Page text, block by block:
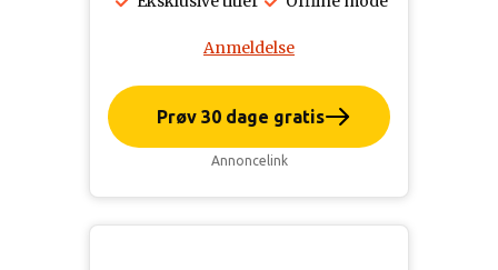
Anmeldelse
Prøv 30 dage gratis
Annoncelink